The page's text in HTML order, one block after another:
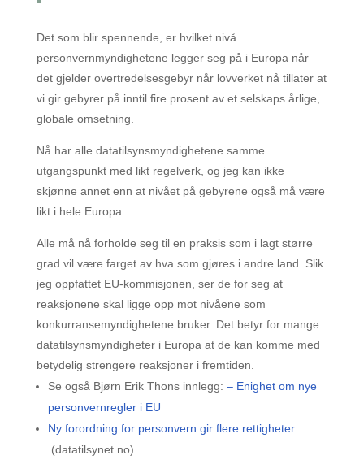
Det som blir spennende, er hvilket nivå
personvernmyndighetene legger seg på i Europa når
det gjelder overtredelsesgebyr når lovverket nå tillater at
vi gir gebyrer på inntil fire prosent av et selskaps årlige,
globale omsetning.
Nå har alle datatilsynsmyndighetene samme
utgangspunkt med likt regelverk, og jeg kan ikke
skjønne annet enn at nivået på gebyrene også må være
likt i hele Europa.
Alle må nå forholde seg til en praksis som i lagt større
grad vil være farget av hva som gjøres i andre land. Slik
jeg oppfattet EU-kommisjonen, ser de for seg at
reaksjonene skal ligge opp mot nivåene som
konkurransemyndighetene bruker. Det betyr for mange
datatilsynsmyndigheter i Europa at de kan komme med
betydelig strengere reaksjoner i fremtiden.
Se også Bjørn Erik Thons innlegg: – Enighet om nye
personvernregler i EU
Ny forordning for personvern gir flere rettigheter
(datatilsynet.no)